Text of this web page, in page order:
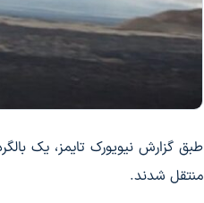
طبق گزارش نیویورک تایمز، یک
منتقل شدند.